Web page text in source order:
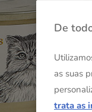
De
as suas
trata as